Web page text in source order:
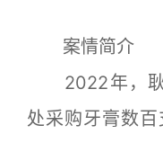
案情简介
2022年，耿
处采购牙膏数